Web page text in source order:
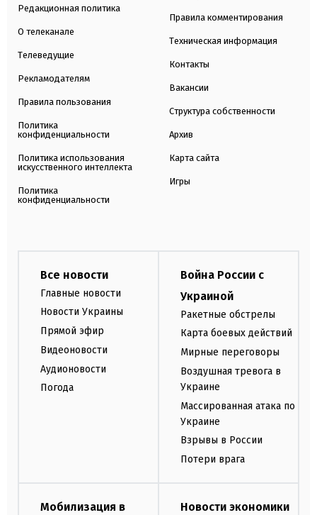
Редакционная политика
О телеканале
Телеведущие
Рекламодателям
Правила пользования
Политика
конфиденциальности
Политика использования
искусственного интеллекта
Политика
конфиденциальности
Правила комментирования
Техническая информация
Контакты
Вакансии
Структура собственности
Архив
Карта сайта
Игры
Все новости
Главные новости
Новости Украины
Прямой эфир
Видеоновости
Аудионовости
Погода
Война России с
Украиной
Ракетные обстрелы
Карта боевых действий
Мирные переговоры
Воздушная тревога в
Украине
Массированная атака по
Украине
Взрывы в России
Потери врага
Мобилизация в
Новости экономики